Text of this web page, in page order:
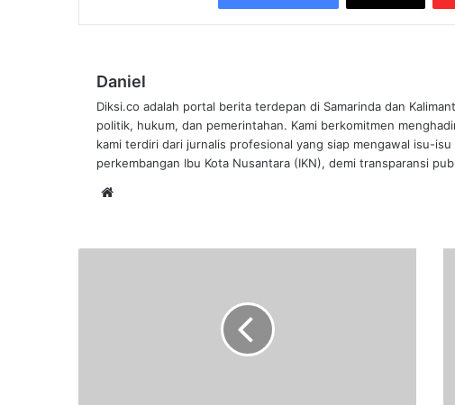
Daniel
Diksi.co adalah portal berita terdepan di Samarinda dan
politik, hukum, dan pemerintahan. Kami berkomitmen
kami terdiri dari jurnalis profesional yang siap mengawal isu-
perkembangan Ibu Kota Nusantara (IKN), demi transparansi